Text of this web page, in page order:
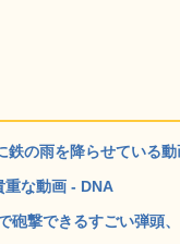
の雨を降らせている
重な動画 - DNA
砲撃できるすごい弾頭